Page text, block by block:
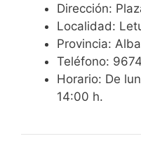
Dirección:
Localidad:
Provincia:
Teléfono:
Horario: De
14:00 h.